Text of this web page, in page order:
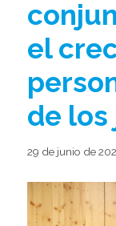
el
de los
29 de junio de